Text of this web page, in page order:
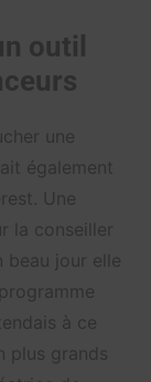
outil
une
également
Une
la conseiller
beau jour elle
à ce
plus grands